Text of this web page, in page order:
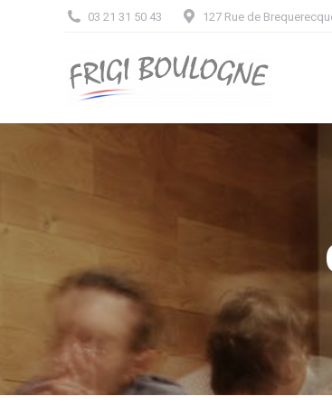
03 21 31 50 43 127 Rue de